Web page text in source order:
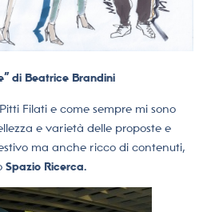
di Beatrice Brandini
Filati e come sempre mi sono
e varietà delle proposte e
ma anche ricco di contenuti,
Spazio Ricerca.